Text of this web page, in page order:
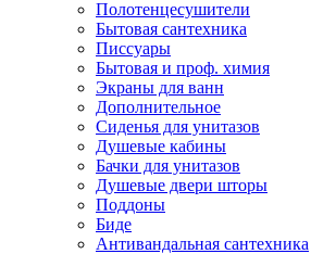
Полотенцесушители
Бытовая сантехника
Писсуары
Бытовая и проф. химия
Экраны для ванн
Дополнительное
Сиденья для унитазов
Душевые кабины
Бачки для унитазов
Душевые двери шторы
Поддоны
Биде
Антивандальная сантехника